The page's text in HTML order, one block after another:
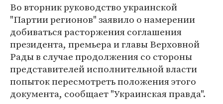
Во вторник руководство украинской
"Партии регионов" заявило о намерении
добиваться расторжения соглашения
президента, премьера и главы Верховной
Рады в случае продолжения со стороны
представителей исполнительной власти
попыток пересмотреть положения этого
документа, сообщает "Украинская правда".